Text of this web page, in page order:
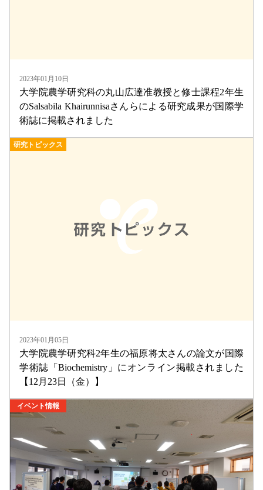
2023年01月10日
大学院農学研究科の丸山広達准教授と修士課程2年生
のSalsabila Khairunnisaさんらによる研究成果が国際学
術誌に掲載されました
研究トピックス
2023年01月05日
大学院農学研究科2年生の福原将太さんの論文が国際
学術誌「Biochemistry」にオンライン掲載されました
【12月23日（金）】
イベント情報